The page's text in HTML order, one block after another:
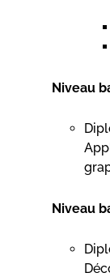
Niveau
Niveau